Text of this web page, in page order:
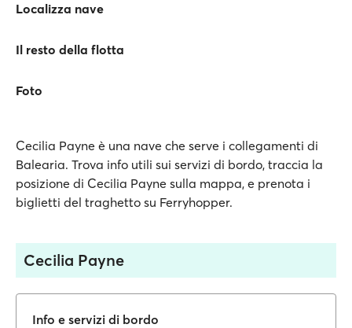
Localizza nave
Il resto della flotta
Foto
Cecilia Payne è una nave che serve i collegamenti di
Balearia. Trova info utili sui servizi di bordo, traccia la
posizione di Cecilia Payne sulla mappa, e prenota i
biglietti del traghetto su Ferryhopper.
Cecilia Payne
Info e servizi di bordo